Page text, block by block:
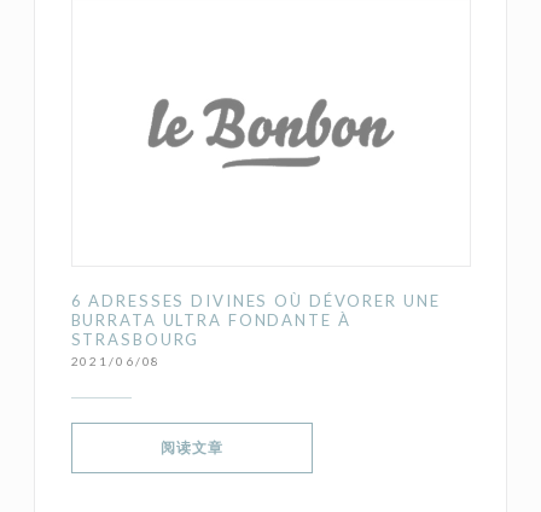
6 ADRESSES DIVINES OÙ DÉVORER UNE
BURRATA ULTRA FONDANTE À
STRASBOURG
2021/06/08
阅读文章((在新窗口中打开))